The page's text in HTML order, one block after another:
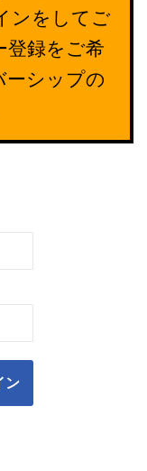
ンをしてご
登録をご希
ーシップの